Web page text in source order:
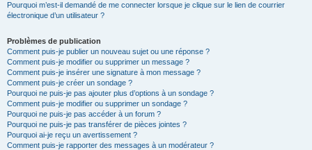
Pourquoi m’est-il demandé de me connecter lorsque je clique sur le lien de courrier
électronique d’un utilisateur ?
Problèmes de publication
Comment puis-je publier un nouveau sujet ou une réponse ?
Comment puis-je modifier ou supprimer un message ?
Comment puis-je insérer une signature à mon message ?
Comment puis-je créer un sondage ?
Pourquoi ne puis-je pas ajouter plus d’options à un sondage ?
Comment puis-je modifier ou supprimer un sondage ?
Pourquoi ne puis-je pas accéder à un forum ?
Pourquoi ne puis-je pas transférer de pièces jointes ?
Pourquoi ai-je reçu un avertissement ?
Comment puis-je rapporter des messages à un modérateur ?